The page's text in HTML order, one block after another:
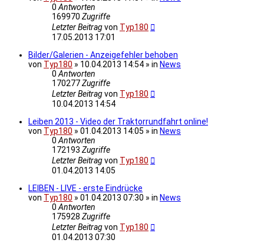
0Antworten
169970 Zugriffe
Letzter Beitragvon Typ180
17.05.2013 17:01
Bilder/Galerien - Anzeigefehler behoben
von Typ180 » 10.04.2013 14:54 » in News
0Antworten
170277Zugriffe
Letzter Beitragvon Typ180
10.04.2013 14:54
Leiben 2013 - Video der Traktorrundfahrt online!
von Typ180 » 01.04.2013 14:05 » in News
0Antworten
172193 Zugriffe
Letzter Beitragvon Typ180
01.04.2013 14:05
LEIBEN - LIVE - erste Eindrücke
von Typ180 » 01.04.2013 07:30 » in News
0Antworten
175928 Zugriffe
Letzter Beitragvon Typ180
01.04.2013 07:30